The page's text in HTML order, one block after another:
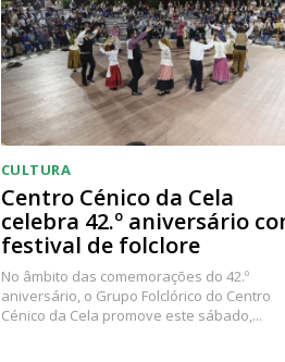
CULTURA
Centro Cénico da Cela
celebra 42.º aniversário
festival de folclore
No âmbito das comemorações do 42.º
aniversário, o Grupo Folclórico do Centro
Cénico da Cela promove este sábado,...